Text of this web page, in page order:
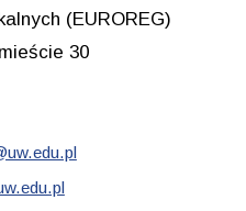
(EUROREG)
30